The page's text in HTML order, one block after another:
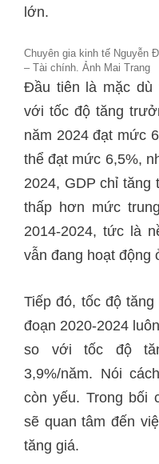
lớn.
Chuyên gia kinh tế Nguyễn
– Tài chính. Ảnh Mai Trang
Đầu tiên là mặc dù
với tốc độ tăng
năm 2024 đạt mức
thể đạt mức 6,5%,
2024, GDP chỉ tăng
thấp hơn mức
2014-2024, tức là
vẫn đang hoạt
Tiếp đó, tốc độ
đoạn 2020-2024
so với tốc độ
3,9%/năm. Nói
còn yếu. Trong bối
sẽ quan tâm đến
tăng giá.